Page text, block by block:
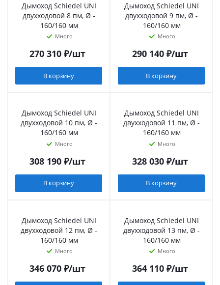
Дымоход Schiedel UNI
двухходовой 8 пм, Ø -
160/160 мм
Много
270 310₽/шт
В корзину
Дымоход Schiedel UNI
двухходовой 9 пм, Ø -
160/160 мм
Много
290 140₽/шт
В корзину
Дымоход Schiedel UNI
двухходовой 10 пм, Ø -
160/160 мм
Много
308 190₽/шт
В корзину
Дымоход Schiedel UNI
двухходовой 11 пм, Ø -
160/160 мм
Много
328 030₽/шт
В корзину
Дымоход Schiedel UNI
двухходовой 12 пм, Ø -
160/160 мм
Много
346 070₽/шт
Дымоход Schiedel UNI
двухходовой 13 пм, Ø -
160/160 мм
Много
364 110₽/шт